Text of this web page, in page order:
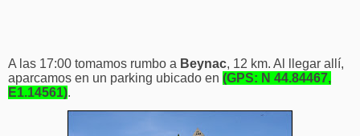
A las 17:00 tomamos rumbo a Beynac, 12 km. Al llegar allí,
aparcamos en un parking ubicado en (GPS: N 44.84467,
E1.14561).